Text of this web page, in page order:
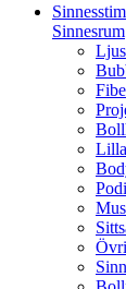
Sinnesrum